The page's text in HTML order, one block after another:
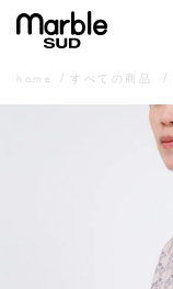
home すべての商品